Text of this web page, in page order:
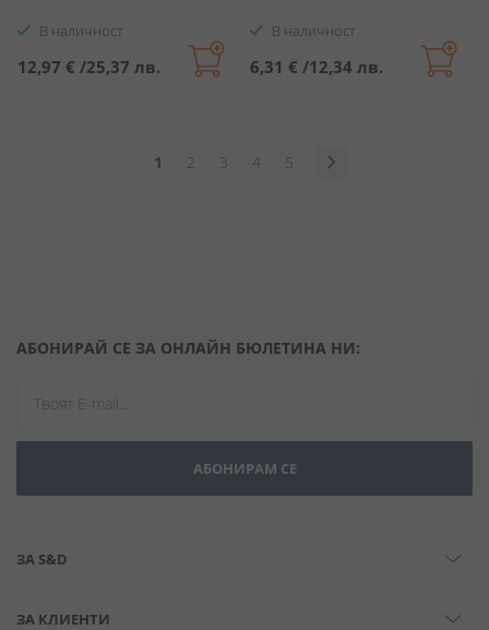
В наличност
12,97 € /25,37 лв.
В наличност
6,31 € /12,34 лв.
Страница
В
1 Страница
2 Страница
3 Страница
4 Страница
5
АБОНИРАЙ СЕ ЗА ОНЛАЙН БЮЛЕТИНА НИ:
АБОНИРАМ СЕ
ЗА S&D
ЗА КЛИЕНТИ